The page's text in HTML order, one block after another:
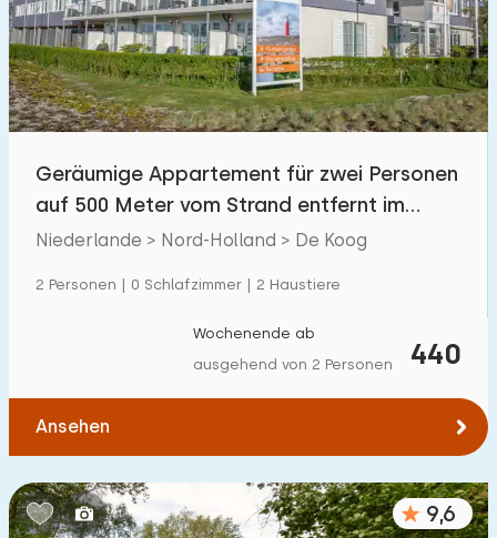
Geräumige Appartement für zwei Personen
auf 500 Meter vom Strand entfernt im
Koog – Texel.
Niederlande > Nord-Holland > De Koog
2 Personen | 0 Schlafzimmer | 2 Haustiere
440
Wochenende ab
ausgehend von 2 Personen
Ansehen
9,6